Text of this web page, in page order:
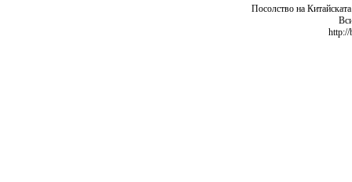
Посолство на
http://